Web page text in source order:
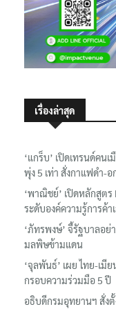
เรื่องล่าสุด
‘แกร็บ’ เปิดเทรนด์คน
พุ่ง 5 เท่า สั่งกาแฟดำ-อ
‘พาณิชย์’ เปิดหลักสูตร
ระดับองค์ความรู้การค้า
‘ภัทรพงษ์’ จี้รัฐบาลอย่
มลพิษข้ามแดน
‘จุลพันธ์’ เผย ไทย-เมี
กรอบความร่วมมือ 5 ปี
อธิบดีกรมอุทยานฯ​ สั่ง